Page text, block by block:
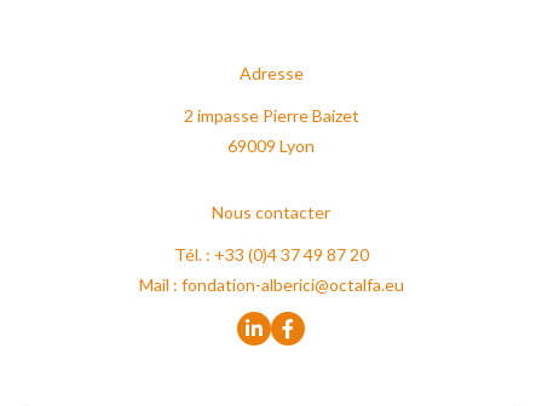
Adresse
2 impasse Pierre Baizet
69009 Lyon
Nous contacter
Tél. : +33 (0)4 37 49 87 20
Mail : fondation-alberici@octalfa.eu